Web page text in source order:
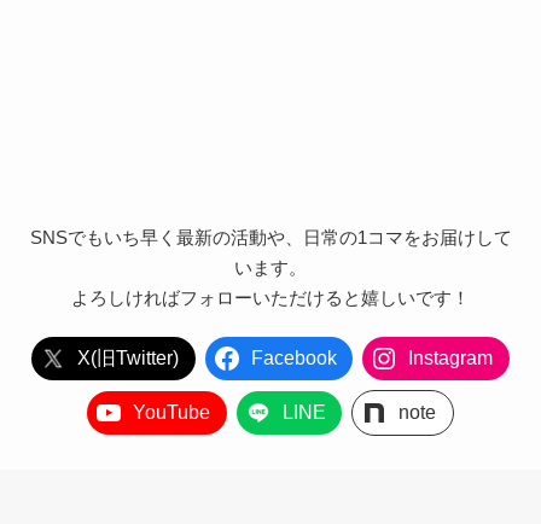
SNSでもいち早く最新の活動や、日常の1コマをお届けして
います。
よろしければフォローいただけると嬉しいです！
X(旧Twitter) Facebook Instagram
YouTube LINE note